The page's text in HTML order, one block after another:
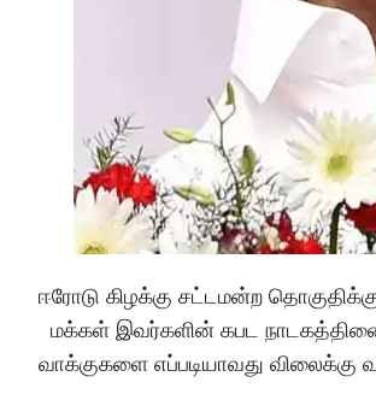
ஈரோடு கிழக்கு சட்டமன்ற
மக்கள் இவர்களின் கபட
வாக்குகளை எப்படியாவது